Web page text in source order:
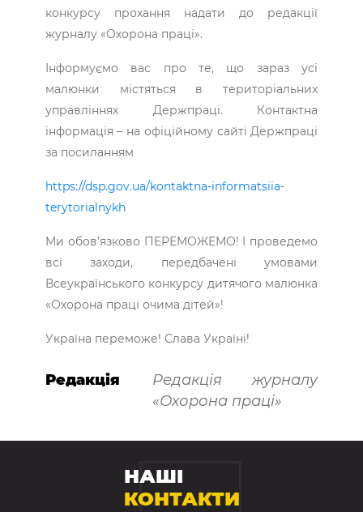
конкурсу прохання надати до редакції
журналу «Охорона праці».
Інформуємо вас про те, що зараз усі
малюнки містяться в територіальних
управліннях Держпраці. Контактна
інформація – на офіційному сайті Держпраці
за посиланням
https://dsp.gov.ua/kontaktna-informatsiia-
terytorialnykh
Ми обов’язково ПЕРЕМОЖЕМО! І проведемо
всі заходи, передбачені умовами
Всеукраїнського конкурсу дитячого малюнка
«Охорона праці очима дітей»!
Україна переможе! Слава Україні!
Редакція
Редакція журналу
«Охорона праці»
НАШІ
КОНТАКТИ